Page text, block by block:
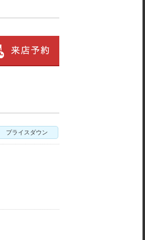
プライスダウン